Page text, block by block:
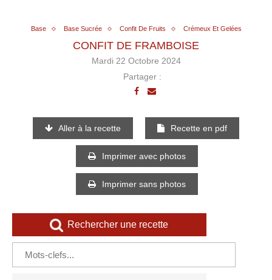
Base Base Sucrée Confit De Fruits Crémeux Et Gelées
CONFIT DE FRAMBOISE
Mardi 22 Octobre 2024
Partager :
Aller à la recette Recette en pdf
Imprimer avec photos
Imprimer sans photos
Rechercher une recette